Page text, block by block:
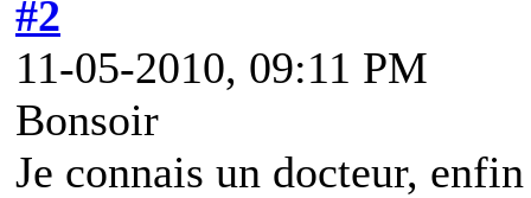
#2
11-05-2010, 09:11 PM
Bonsoir
Je connais un docteur,